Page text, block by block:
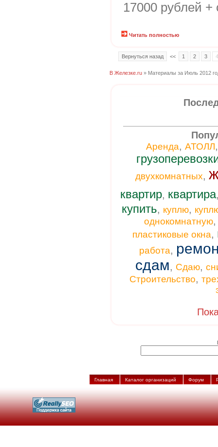
17000 рублей +
Читать полностью
Вернуться назад << 1 2 3 4
В Железке.ru » Материалы за Июль 2012
Аренда, АТОЛЛ
двухкомнатных,
квартир, квартира
купить, куплю,
однокомнатную
пластиковые окна,
работа,
сдам, Сдаю,
Строительство,
Главная Каталог организаций Форум